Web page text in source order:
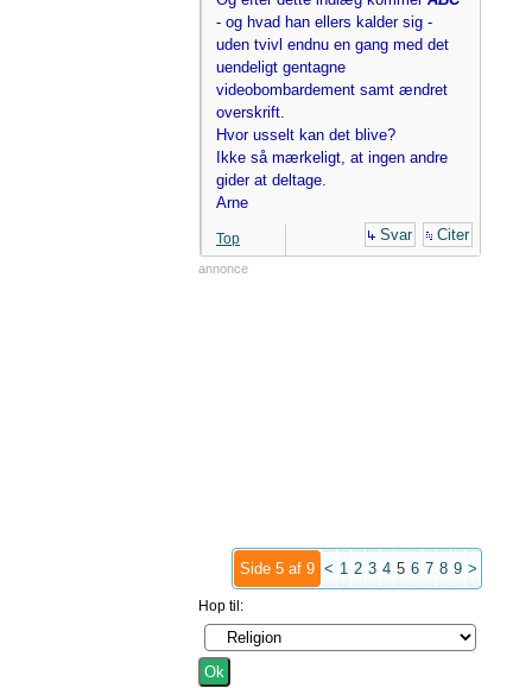
- og hvad han ellers kalder sig -
uden tvivl endnu en gang med det
uendeligt gentagne
videobombardement samt ændret
overskrift.
Hvor usselt kan det blive?
Ikke så mærkeligt, at ingen andre
gider at deltage.
Arne
Top Svar Citer
annonce
Side 5 af 9 < 1 2 3 4 5 6 7 8 9 >
Hop til: